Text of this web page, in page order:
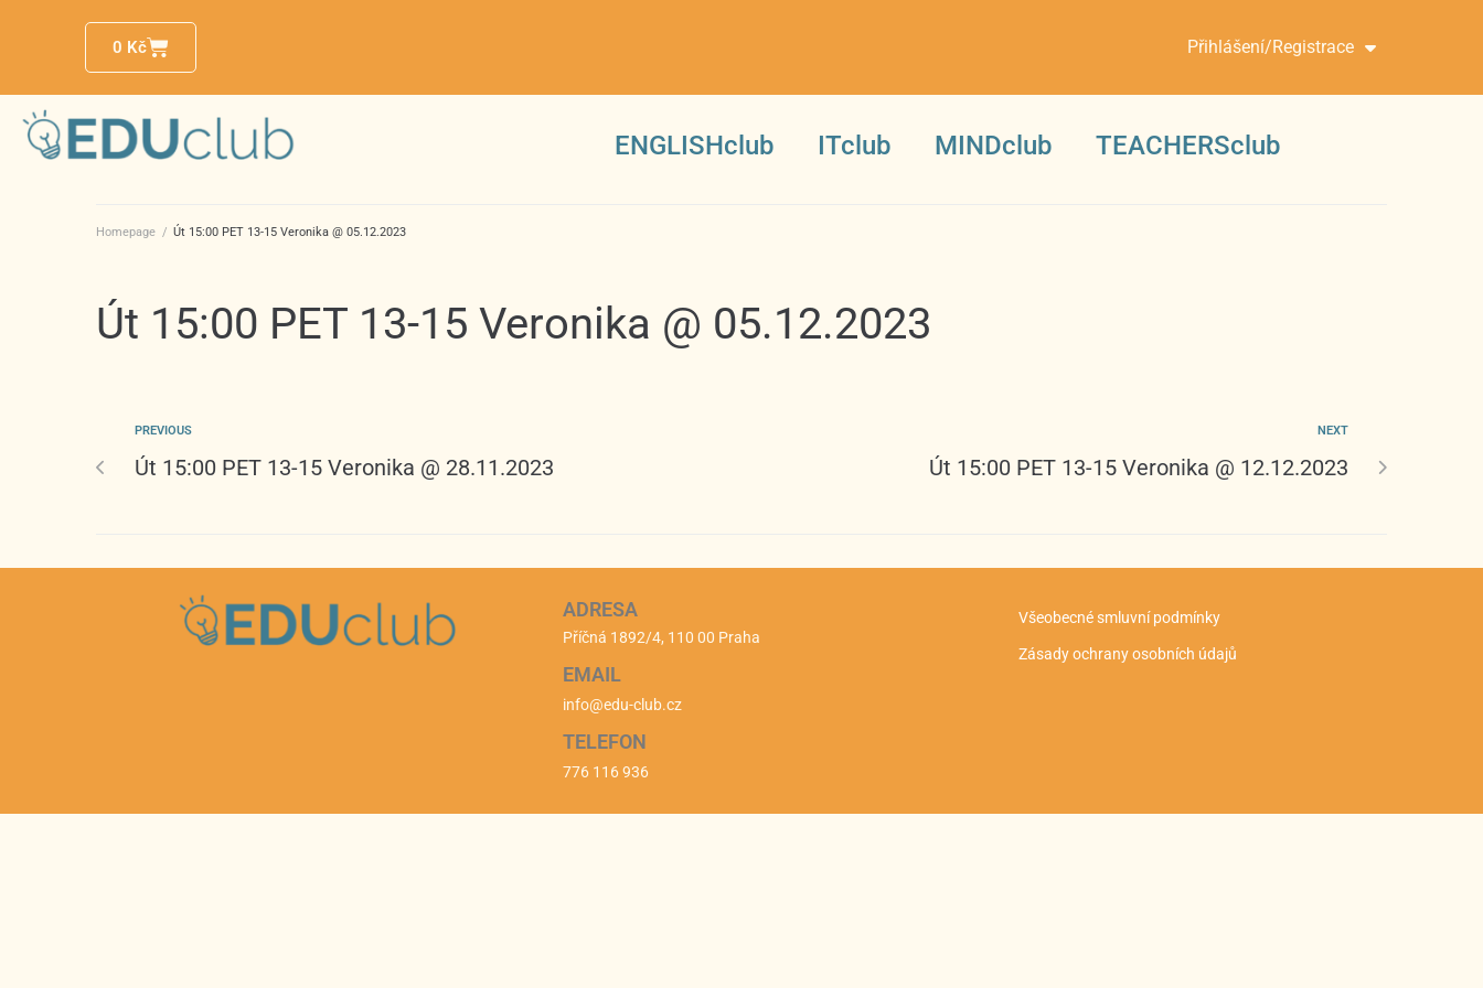
0 Kč Přihlášení/Registrace
ENGLISHclub ITclub MINDclub TEACHERSclub
Homepage / Út 15:00 PET 13-15 Veronika @ 05.12.2023
Út 15:00 PET 13-15 Veronika @ 05.12.2023
PREVIOUS
Út 15:00 PET 13-15 Veronika @ 28.11.2023
NEXT
Út 15:00 PET 13-15 Veronika @ 12.12.2023
ADRESA
Příčná 1892/4, 110 00 Praha
EMAIL
info@edu-club.cz
TELEFON
776 116 936
Všeobecné smluvní podmínky
Zásady ochrany osobních údajů